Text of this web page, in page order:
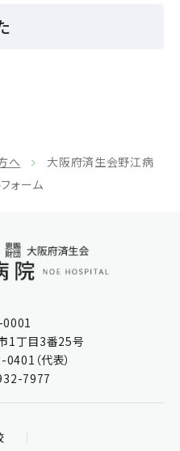
へ
大阪府済生会野江病
ォーム
0001
1丁目3番25号
0401 （代表）
7977